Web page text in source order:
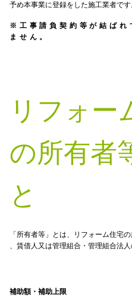
予め本事業に登録をした施工業者です
※ 工事請負契約等が結ばれ
ません。
リフォ
の所有者
と
「所有者等」とは、リフォーム住宅
、賃借人又は管理組合・管理組合法
補助額・補助上限